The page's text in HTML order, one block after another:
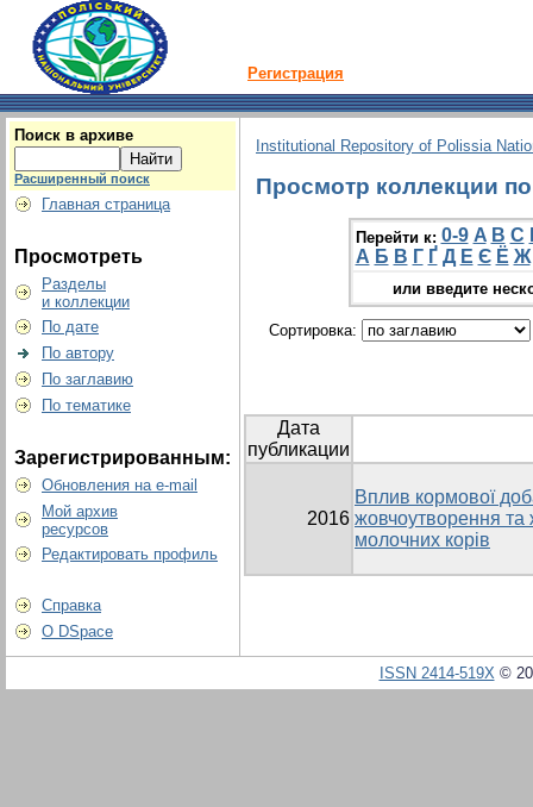
Регистрация
Поиск в архиве
Расширенный поиск
Главная страница
Просмотреть
Разделы
и коллекции
По дате
По автору
По заглавию
По тематике
Зарегистрированным:
Обновления на e-mail
Мой архив
ресурсов
Редактировать профиль
Справка
О DSpace
Institutional Repository of Polissia
Просмотр коллекции
Перейти к: 0-9 A B C
А Б В Г Ґ Д Е Є Ё Ж
или введите
Сортировка:
Дата
публикации
2016
Вплив кормової
жовчоутворення та
молочних корів
ISSN 2414-519X©